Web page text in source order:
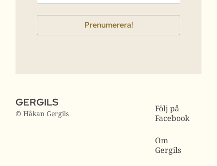
GERGILS
© Håkan Gergils
Följ på
Facebook
Om
Gergils